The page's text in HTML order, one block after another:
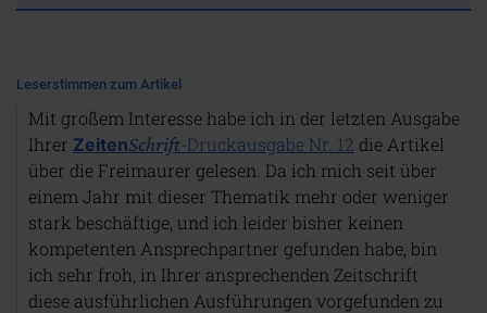
Leserstimmen zum Artikel
Mit großem Interesse habe ich in der letzten Ausgabe
Ihrer ZeitenSchrift-Druckausgabe Nr. 12 die Artikel
über die Freimaurer gelesen. Da ich mich seit über
einem Jahr mit dieser Thematik mehr oder weniger
stark beschäftige, und ich leider bisher keinen
kompetenten Ansprechpartner gefunden habe, bin
ich sehr froh, in Ihrer ansprechenden Zeitschrift
diese ausführlichen Ausführungen vorgefunden zu